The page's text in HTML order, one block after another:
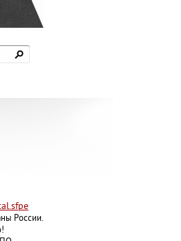
России.